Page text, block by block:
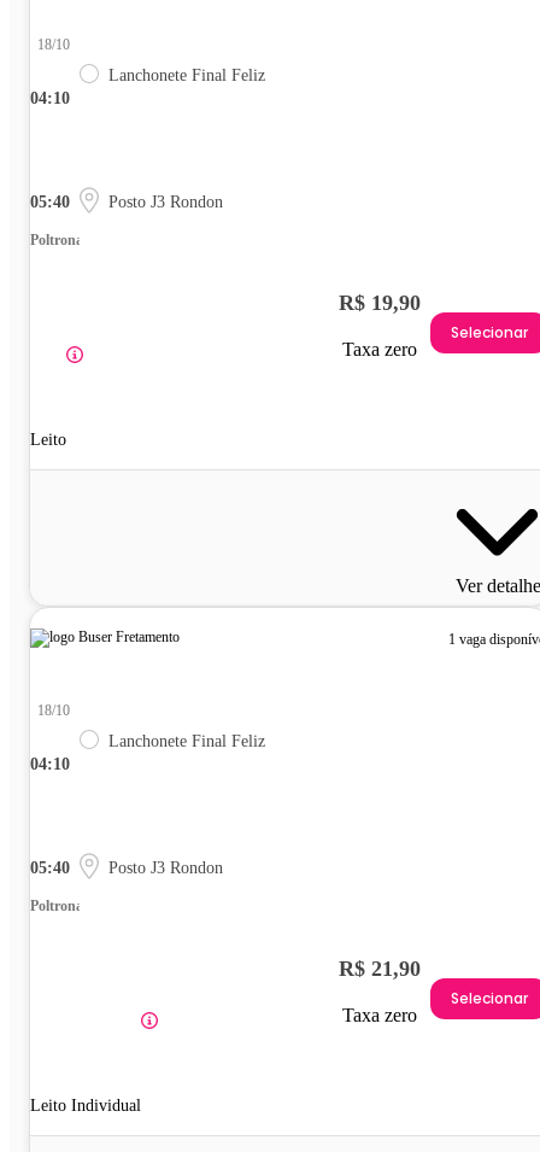
04:10
18/10
Lanchonete Final Feliz
05:40 Posto J3 Rondon
Poltrona
Leito
R$ 19,90
Taxa zero
Selecionar
Ver
1 vaga
04:10
18/10
Lanchonete Final Feliz
05:40 Posto J3 Rondon
Poltrona
Leito Individual
R$ 21,90
Taxa zero
Selecionar